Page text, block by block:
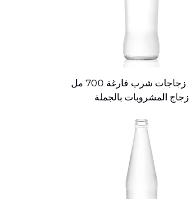
الصين زجاجات شرب فارغة 700 مل
زجاج المشروبات بالجملة